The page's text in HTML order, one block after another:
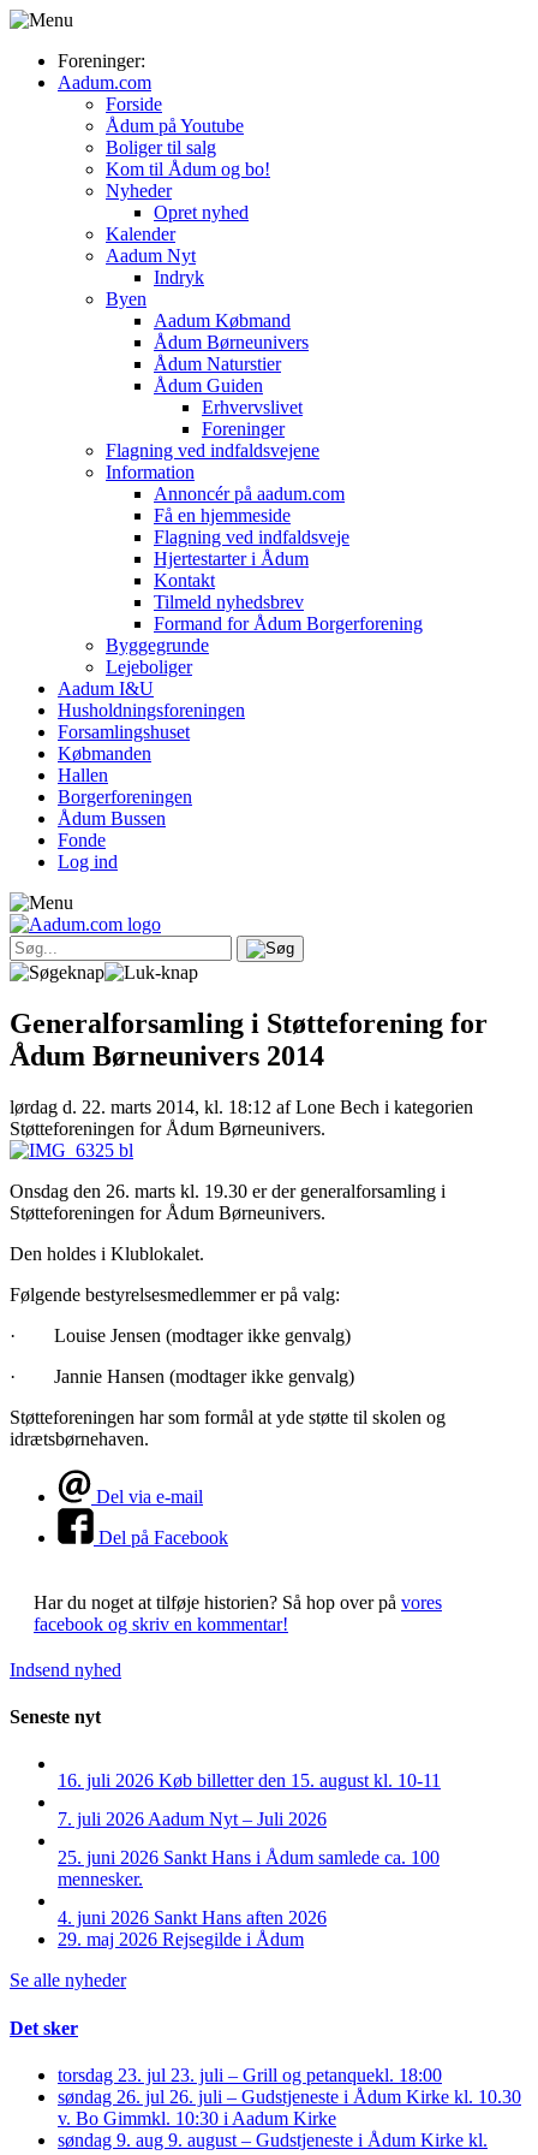
Foreninger:
Aadum.com
Forside
Ådum på Youtube
Boliger til salg
Kom til Ådum og bo!
Nyheder
Opret nyhed
Kalender
Aadum Nyt
Indryk
Byen
Aadum Købmand
Ådum Børneunivers
Ådum Naturstier
Ådum Guiden
Erhvervslivet
Foreninger
Flagning ved indfaldsvejene
Information
Annoncér på aadum.com
Få en hjemmeside
Flagning ved indfaldsveje
Hjertestarter i Ådum
Kontakt
Tilmeld nyhedsbrev
Formand for Ådum Borgerforening
Byggegrunde
Lejeboliger
Aadum I&U
Husholdningsforeningen
Forsamlingshuset
Købmanden
Hallen
Borgerforeningen
Ådum Bussen
Fonde
Log ind
Generalforsamling i Støtteforening for
Ådum Børneunivers 2014
lørdag d. 22. marts 2014, kl. 18:12 af Lone Bech i kategorien
Støtteforeningen for Ådum Børneunivers.
Onsdag den 26. marts kl. 19.30 er der generalforsamling i
Støtteforeningen for Ådum Børneunivers.
Den holdes i Klublokalet.
Følgende bestyrelsesmedlemmer er på valg:
· Louise Jensen (modtager ikke genvalg)
· Jannie Hansen (modtager ikke genvalg)
Støtteforeningen har som formål at yde støtte til skolen og
idrætsbørnehaven.
Del via e-mail
Del på Facebook
Har du noget at tilføje historien? Så hop over på vores
facebook og skriv en kommentar!
Indsend nyhed
Seneste nyt
16. juli 2026 Køb billetter den 15. august kl. 10-11
7. juli 2026 Aadum Nyt – Juli 2026
25. juni 2026 Sankt Hans i Ådum samlede ca. 100
mennesker.
4. juni 2026 Sankt Hans aften 2026
29. maj 2026 Rejsegilde i Ådum
Se alle nyheder
Det sker
torsdag 23. jul 23. juli – Grill og petanquekl. 18:00
søndag 26. jul 26. juli – Gudstjeneste i Ådum Kirke kl. 10.30
v. Bo Gimmkl. 10:30 i Aadum Kirke
søndag 9. aug 9. august – Gudstjeneste i Ådum Kirke kl.